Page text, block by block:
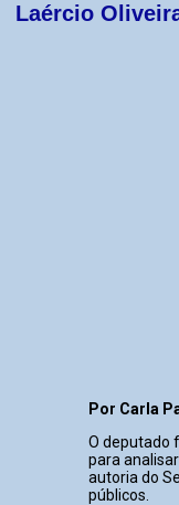
Laércio
Por Carla
O deputado
para
autoria do
públicos.